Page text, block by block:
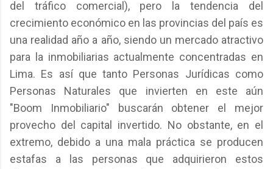
del tráfico comercial), pero la tendencia del
crecimiento económico en las provincias del país es
una realidad año a año, siendo un mercado atractivo
para la inmobiliarias actualmente concentradas en
Lima. Es así que tanto Personas Jurídicas como
Personas Naturales que invierten en este aún
"Boom Inmobiliario" buscarán obtener el mejor
provecho del capital invertido. No obstante, en el
extremo, debido a una mala práctica se producen
estafas a las personas que adquirieron estos